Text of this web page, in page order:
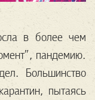
в более чем
пандемию.
Большинство
пытаясь